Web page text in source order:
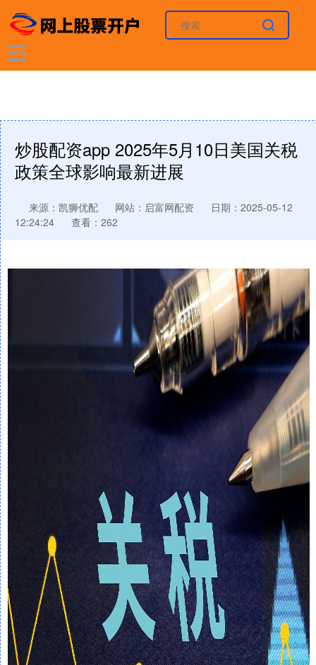
炒股配资app 2025年5月10日美国关税
政策全球影响最新进展
来源：凯狮优配 网站：启富网配资
日期：2025-05-12
12:24:24
查看：262